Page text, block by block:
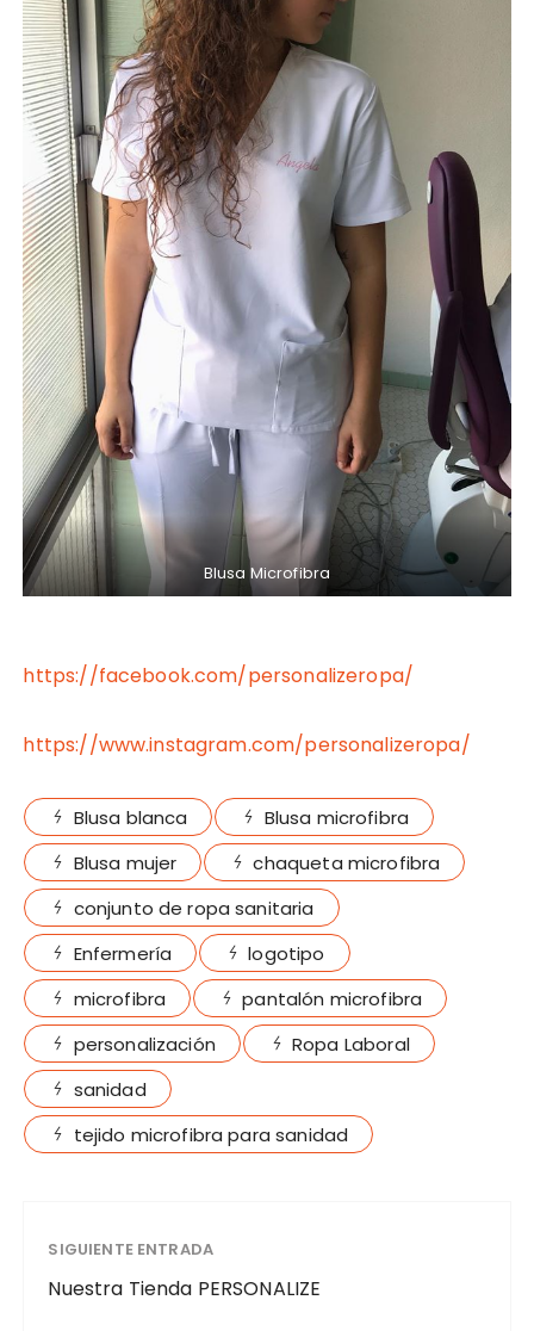
Blusa Microfibra
https://facebook.com/personalizeropa/
https://www.instagram.com/personalizeropa/
Blusa blanca
Blusa microfibra
Blusa mujer
chaqueta microfibra
conjunto de ropa sanitaria
Enfermería
logotipo
microfibra
pantalón microfibra
personalización
Ropa Laboral
sanidad
tejido microfibra para sanidad
SIGUIENTE ENTRADA
Nuestra Tienda PERSONALIZE